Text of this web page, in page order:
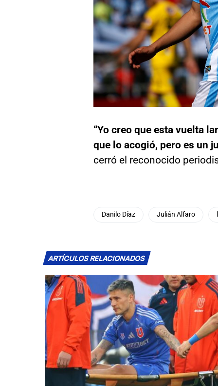
“Yo creo que esta vuelta
que lo acogió, pero es un
cerró el reconocido
Danilo Díaz Julián Alfaro
ARTÍCULOS RELACIONADOS